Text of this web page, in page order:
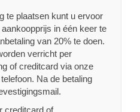
te plaatsen kunt u ervoor
in één keer te
van 20% te doen.
verricht per
of creditcard via onze
Na de betaling
creditcard of